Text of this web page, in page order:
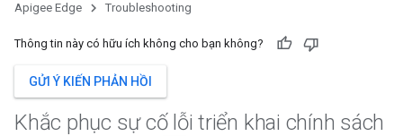
Apigee Edge Troubleshooting
Thông tin này có hữu ích không cho bạn không?
GỬI Ý KIẾN PHẢN HỒI
Khắc phục sự cố lỗi triển khai chính sách